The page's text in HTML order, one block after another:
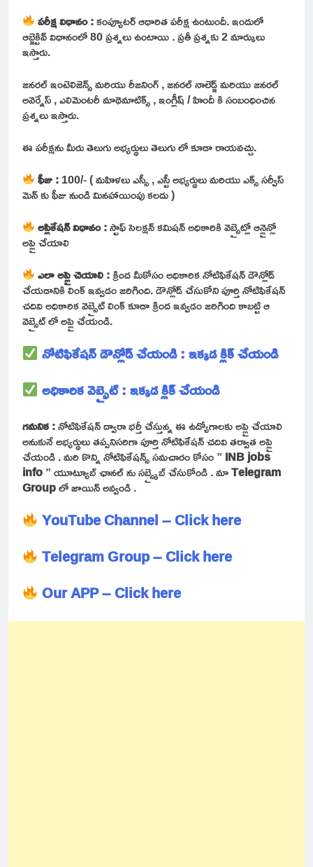
పరీక్ష విధానం :కంప్యూటర్ ఆధారిత పరీక్ష ఉంటుందీ. ఇందులో
ఆబ్జెక్టివ్ విధానంలో 80 ప్రశ్నలు ఉంటాయి . ప్రతీ ప్రశ్నకు 2 మార్కులు
ఇస్తారు.
జనరల్ ఇంటెలిజెన్స్ మరియు రీజనింగ్ , జనరల్ నాలెడ్జ్ మరియు జనరల్
అవెర్నేస్ , ఎలిమెంటరీ మాథెమాటిక్స్ , ఇంగ్లీష్ / హిందీ కి సంబంధించిన
ప్రశ్నలు ఇస్తారు.
ఈ పరీక్షను మీరు తెలుగు అభ్యర్థులు తెలుగు లో కూడా రాయవచ్చు.
ఫీజు :100/- ( మహిళలు ఎస్సీ , ఎస్టీ అభ్యర్థులు మరియు ఎక్స్ సర్వీస్
మెన్ కు ఫీజు నుండి మినహాయింపు కలదు )
అప్లికేషన్ విధానం :స్టాఫ్ సెలక్షన్ కమిషన్ అధికారికి వెబ్సైట్లో ఆన్లైన్లో
అప్లై చేయాలి
ఎలా అప్లై చెయాలి :క్రింద మీకోసం అధికారిక నోటిఫికేషన్ డౌన్లోడ్
చేయడానికి లింక్ ఇవ్వడం జరిగింది. డౌన్లోడ్ చేసుకోని పూర్తి నోటిఫికేషన్
చదివి అధికారిక వెబ్సైట్ లింక్ కూడా క్రింద ఇవ్వడం జరిగింది కాబట్టి ఆ
వెబ్సైట్ లో అప్లై చేయండి.
నోటిఫికేషన్ డౌన్లోడ్ చేయండి : ఇక్కడ క్లిక్ చేయండి
అధికారిక వెబ్సైట్ : ఇక్కడ క్లిక్ చేయండి
గమనిక :నోటిఫికేషన్ ద్వారా భర్తీ చేస్తున్న ఈ ఉద్యోగాలకు అప్లై చేయాలి
అనుకునే అభ్యర్థులు తప్పనిసరిగా పూర్తి నోటిఫికేషన్ చదివి తర్వాత అప్లై
చేయండి . మరి కొన్ని నోటిఫికేషన్స్ సమచారం కోసం ” INB jobs
info” యూట్యూబ్ ఛానల్ ను సబ్స్క్రైబ్ చేసుకోండి . మాTelegram
Groupలో జాయిన్ అవ్వండి .
YouTube Channel – Click here
Telegram Group – Click here
Our APP – Click here